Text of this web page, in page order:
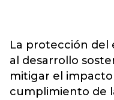
La protección
al desarrollo
mitigar el impacto
cumplimiento de